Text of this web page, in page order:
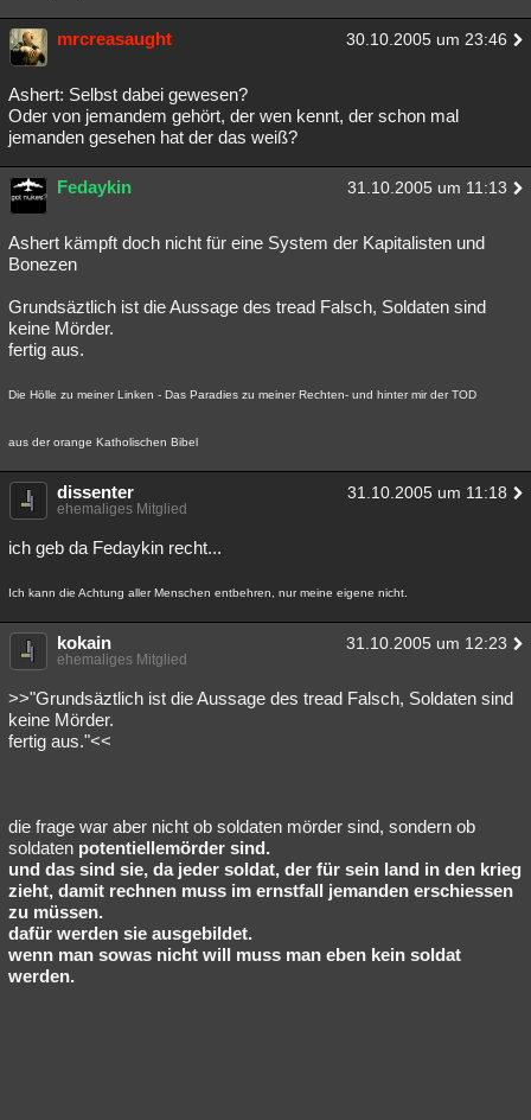
mrcreasaught 30.10.2005 um 23:46
Ashert: Selbst dabei gewesen?
Oder von jemandem gehört, der wen kennt, der schon mal
jemanden gesehen hat der das weiß?
Fedaykin 31.10.2005 um 11:13
Ashert kämpft doch nicht für eine System der Kapitalisten und
Bonezen
Grundsäztlich ist die Aussage des tread Falsch, Soldaten sind
keine Mörder.
fertig aus.
Die Hölle zu meiner Linken - Das Paradies zu meiner Rechten- und hinter mir der TOD
aus der orange Katholischen Bibel
dissenter 31.10.2005 um 11:18
ehemaliges Mitglied
ich geb da Fedaykin recht...
Ich kann die Achtung aller Menschen entbehren, nur meine eigene nicht.
kokain 31.10.2005 um 12:23
ehemaliges Mitglied
>>"Grundsäztlich ist die Aussage des tread Falsch, Soldaten sind
keine Mörder.
fertig aus."<<
die frage war aber nicht ob soldaten mörder sind, sondern ob
soldaten potentiellemörder sind.
und das sind sie, da jeder soldat, der für sein land in den krieg
zieht, damit rechnen muss im ernstfall jemanden erschiessen
zu müssen.
dafür werden sie ausgebildet.
wenn man sowas nicht will muss man eben kein soldat
werden.